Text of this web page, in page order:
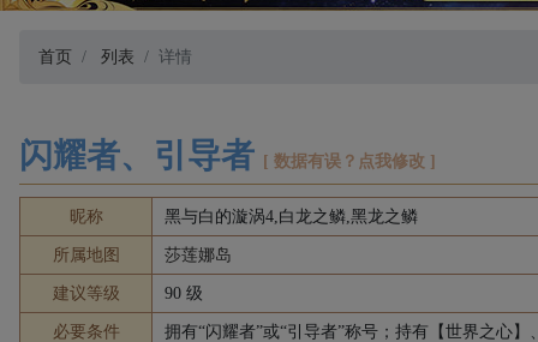
首页 列表 详情
闪耀者、引导者 [ 数据有误？点我修改 ]
昵称 黑与白的漩涡4,白龙之鳞,黑龙之鳞
所属地图 莎莲娜岛
建议等级 90 级
必要条件 拥有“闪耀者”或“引导者”称号；持有【世界之心